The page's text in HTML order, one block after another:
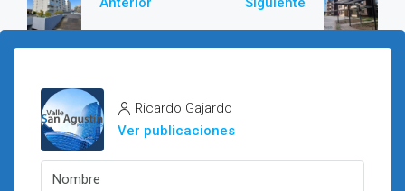
Ricardo Gajardo
Ver publicaciones